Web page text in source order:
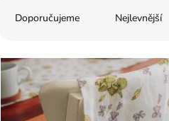
n
p
r
Doporučujeme Nejlevnější
V
ý
p